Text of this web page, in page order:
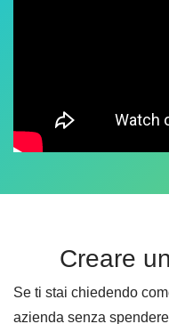
Creare
Se ti stai chiedendo
azienda senza